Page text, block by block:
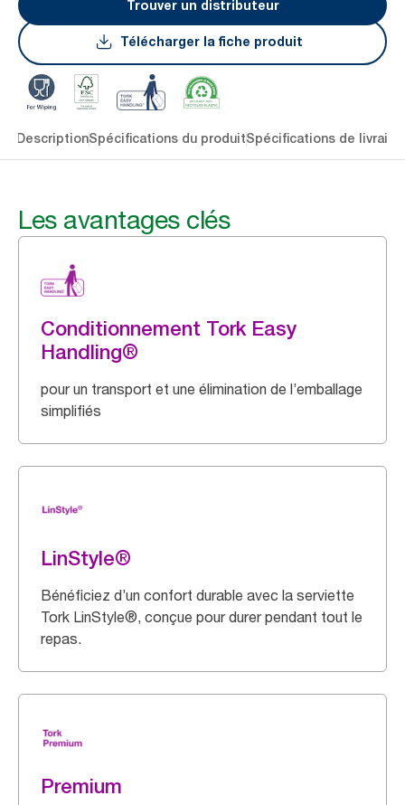
Trouver un distributeur
Télécharger la fiche produit
DescriptionSpécifications du produitSpécifications de
Les avantages clés
Conditionnement Tork Easy
Handling®
pour un transport et une élimination de l’emballage
simplifiés
LinStyle®
Bénéficiez d’un confort durable avec la serviette
Tork LinStyle®, conçue pour durer pendant tout le
repas.
Premium